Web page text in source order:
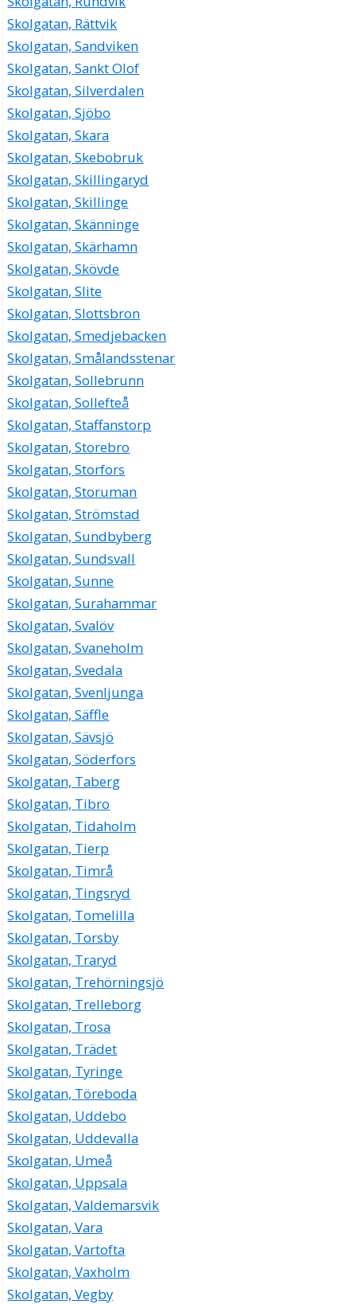
Skolgatan, Rättvik
Skolgatan, Sandviken
Skolgatan, Sankt Olof
Skolgatan, Silverdalen
Skolgatan, Sjöbo
Skolgatan, Skara
Skolgatan, Skebobruk
Skolgatan, Skillingaryd
Skolgatan, Skillinge
Skolgatan, Skänninge
Skolgatan, Skärhamn
Skolgatan, Skövde
Skolgatan, Slite
Skolgatan, Slottsbron
Skolgatan, Smedjebacken
Skolgatan, Smålandsstenar
Skolgatan, Sollebrunn
Skolgatan, Sollefteå
Skolgatan, Staffanstorp
Skolgatan, Storebro
Skolgatan, Storfors
Skolgatan, Storuman
Skolgatan, Strömstad
Skolgatan, Sundbyberg
Skolgatan, Sundsvall
Skolgatan, Sunne
Skolgatan, Surahammar
Skolgatan, Svalöv
Skolgatan, Svaneholm
Skolgatan, Svedala
Skolgatan, Svenljunga
Skolgatan, Säffle
Skolgatan, Sävsjö
Skolgatan, Söderfors
Skolgatan, Taberg
Skolgatan, Tibro
Skolgatan, Tidaholm
Skolgatan, Tierp
Skolgatan, Timrå
Skolgatan, Tingsryd
Skolgatan, Tomelilla
Skolgatan, Torsby
Skolgatan, Traryd
Skolgatan, Trehörningsjö
Skolgatan, Trelleborg
Skolgatan, Trosa
Skolgatan, Trädet
Skolgatan, Tyringe
Skolgatan, Töreboda
Skolgatan, Uddebo
Skolgatan, Uddevalla
Skolgatan, Umeå
Skolgatan, Uppsala
Skolgatan, Valdemarsvik
Skolgatan, Vara
Skolgatan, Vartofta
Skolgatan, Vaxholm
Skolgatan, Vegby